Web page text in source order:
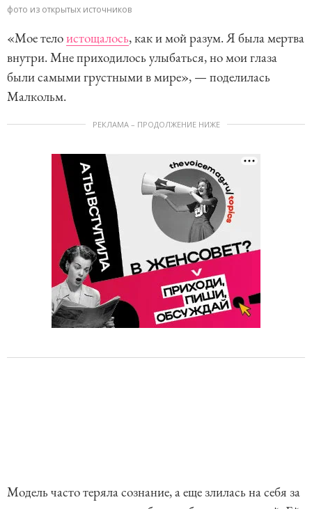
фото из открытых источников
«Мое телоистощалось, как и мой разум. Я была мертва
внутри. Мне приходилось улыбаться, но мои глаза
были самыми грустными в мире», — поделилась
Малкольм.
РЕКЛАМА – ПРОДОЛЖЕНИЕ НИЖЕ
Модель часто теряла сознание, а еще злилась на себя за